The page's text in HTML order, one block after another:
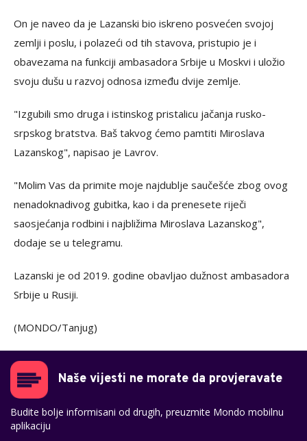
On je naveo da je Lazanski bio iskreno posvećen svojoj
zemlji i poslu, i polazeći od tih stavova, pristupio je i
obavezama na funkciji ambasadora Srbije u Moskvi i uložio
svoju dušu u razvoj odnosa između dvije zemlje.
"Izgubili smo druga i istinskog pristalicu jačanja rusko-
srpskog bratstva. Baš takvog ćemo pamtiti Miroslava
Lazanskog", napisao je Lavrov.
"Molim Vas da primite moje najdublje saučešće zbog ovog
nenadoknadivog gubitka, kao i da prenesete riječi
saosjećanja rodbini i najbližima Miroslava Lazanskog",
dodaje se u telegramu.
Lazanski je od 2019. godine obavljao dužnost ambasadora
Srbije u Rusiji.
(MONDO/Tanjug)
Naše vijesti ne morate da provjeravate
Budite bolje informisani od drugih, preuzmite Mondo mobilnu
aplikaciju